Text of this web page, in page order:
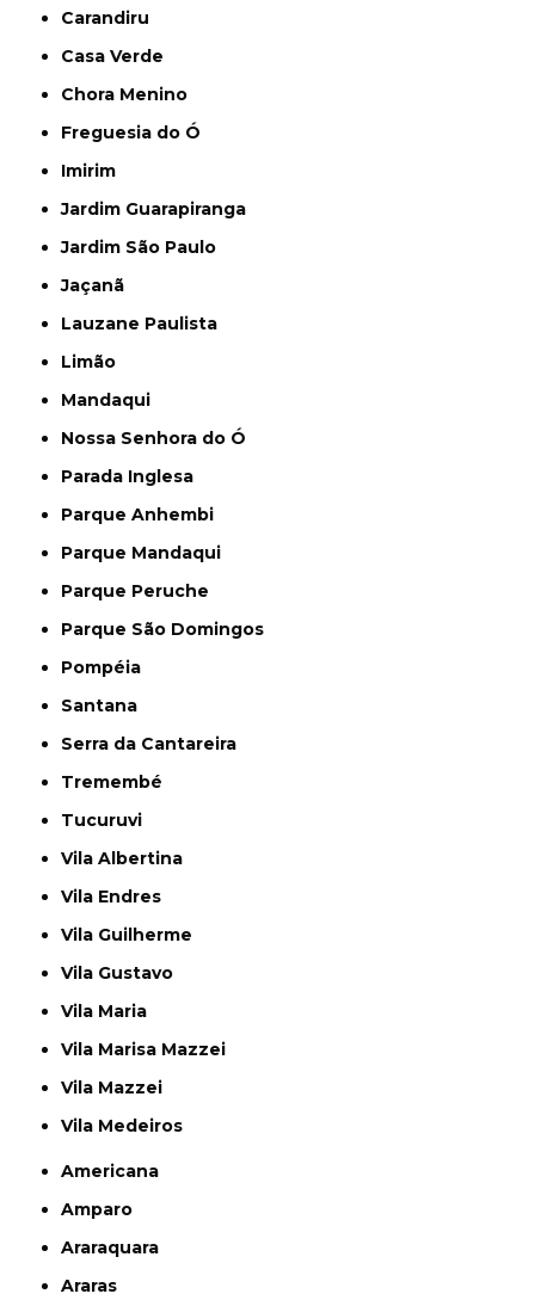
Carandiru
Casa Verde
Chora Menino
Freguesia do Ó
Imirim
Jardim Guarapiranga
Jardim São Paulo
Jaçanã
Lauzane Paulista
Limão
Mandaqui
Nossa Senhora do Ó
Parada Inglesa
Parque Anhembi
Parque Mandaqui
Parque Peruche
Parque São Domingos
Pompéia
Santana
Serra da Cantareira
Tremembé
Tucuruvi
Vila Albertina
Vila Endres
Vila Guilherme
Vila Gustavo
Vila Maria
Vila Marisa Mazzei
Vila Mazzei
Vila Medeiros
Americana
Amparo
Araraquara
Araras